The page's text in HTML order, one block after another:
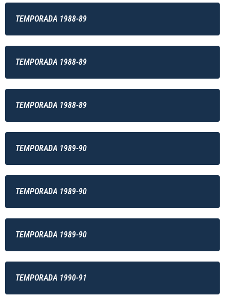
TEMPORADA 1988-89
TEMPORADA 1988-89
TEMPORADA 1988-89
TEMPORADA 1989-90
TEMPORADA 1989-90
TEMPORADA 1989-90
TEMPORADA 1990-91